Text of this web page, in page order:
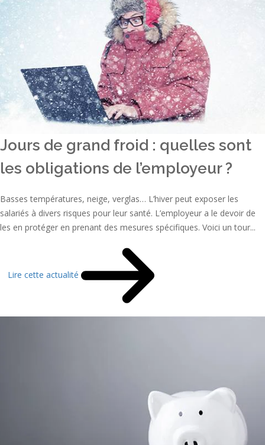
Jours de grand froid : quelles sont
les obligations de l’employeur ?
Basses températures, neige, verglas… L’hiver peut exposer les
salariés à divers risques pour leur santé. L’employeur a le devoir de
les en protéger en prenant des mesures spécifiques. Voici un tour...
Lire cette actualité